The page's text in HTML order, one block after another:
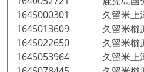
1645000301 久留米上津
1645013609 久留米櫛
1645022650 久留米櫛
1645053964 久留米上津